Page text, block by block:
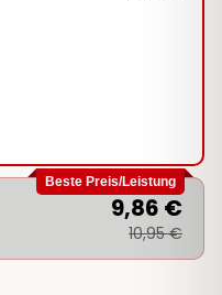
Beste Preis/Leistung
9,86 €
10,95 €